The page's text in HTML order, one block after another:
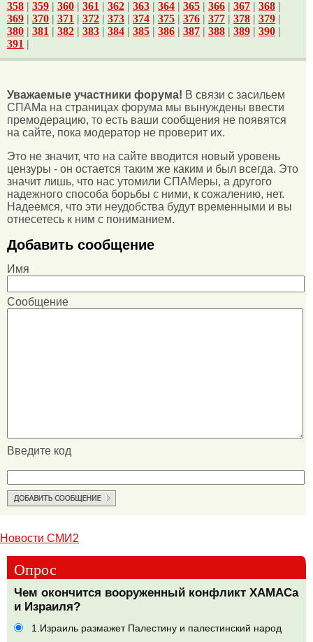
358 | 359 | 360 | 361 | 362 | 363 | 364 | 365 | 366 | 367 | 368 |
369 | 370 | 371 | 372 | 373 | 374 | 375 | 376 | 377 | 378 | 379 |
380 | 381 | 382 | 383 | 384 | 385 | 386 | 387 | 388 | 389 | 390 |
391 |
Уважаемые участники форума! В связи с засильем
СПАМа на страницах форума мы вынуждены ввести
премодерацию, то есть ваши сообщения не появятся
на сайте, пока модератор не проверит их.
Это не значит, что на сайте вводится новый уровень
цензуры - он остается таким же каким и был всегда. Это
значит лишь, что нас утомили СПАМеры, а другого
надежного способа борьбы с ними, к сожалению, нет.
Надеемся, что эти неудобства будут временными и вы
отнесетесь к ним с пониманием.
Добавить сообщение
Имя
Сообщение
Введите код
Новости СМИ2
Опрос
Чем окончится вооруженный конфликт ХАМАСа
и Израиля?
1.Израиль размажет Палестину и палестинский народ